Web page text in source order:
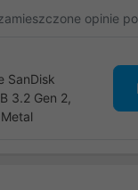
opinie
SanDisk
3.2 Gen 2,